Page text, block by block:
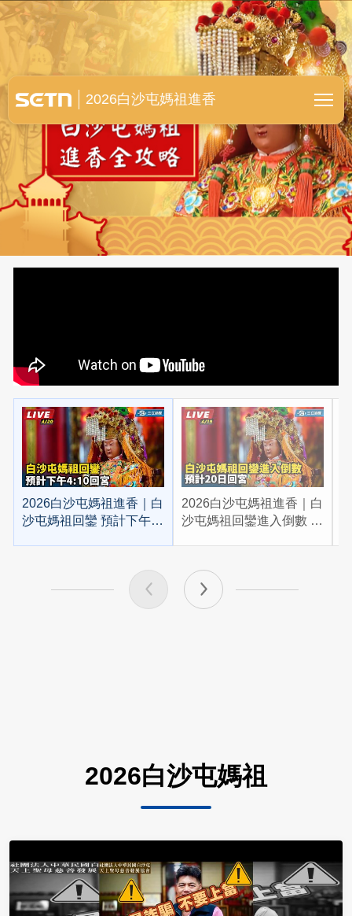
白沙屯媽祖進香全紀錄
2026白沙屯媽祖進香
2026白沙屯媽祖進香｜白
沙屯媽祖回鑾 預計下午
2026白沙屯媽祖進香｜白
沙屯媽祖回鑾進入倒數 預
2026白沙屯媽祖